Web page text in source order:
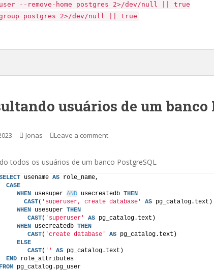
--remove-home postgres 2>/dev/null || true
postgres 2>/dev/null || true
usuários de um banco
Jonas Leave a comment
todos os usuários de um banco PostgreSQL
usename AS role_name,
CASE
WHEN usesuper AND usecreatedb THEN
CAST( 'superuser, create database' AS pg_catalog.text)
WHEN usesuper THEN
CAST( 'superuser' AS pg_catalog.text)
WHEN usecreatedb THEN
CAST( 'create database' AS pg_catalog.text)
ELSE
CAST( '' AS pg_catalog.text)
END role_attributes
FROM pg_catalog.pg_user